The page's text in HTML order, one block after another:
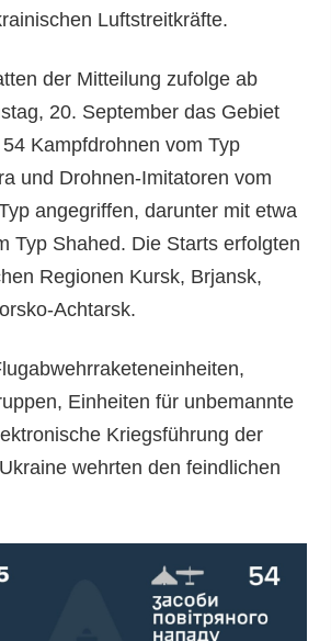
Luftstreitkräfte.
der Mitteilung zufolge ab
20. September das Gebiet
Kampfdrohnen vom Typ
und Drohnen-Imitatoren vom
angegriffen, darunter mit etwa
Typ Shahed. Die Starts erfolgten
Regionen Kursk, Brjansk,
Achtarsk.
Einheiten für unbemannte
Kriegsführung der
wehrten den feindlichen